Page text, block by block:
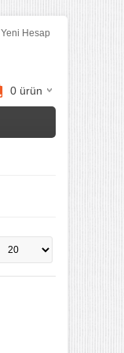
Yeni Hesap
0 ürün